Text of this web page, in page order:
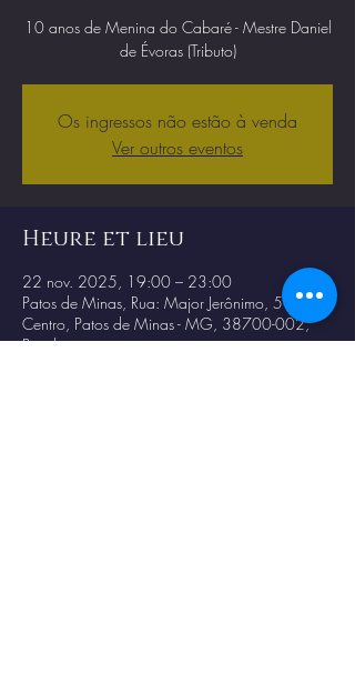
10 anos de Menina do Cabaré - Mestre Daniel
de Évoras (Tributo)
Os ingressos não estão à venda
Ver outros eventos
Heure et lieu
22 nov. 2025, 19:00 – 23:00
Patos de Minas, Rua: Major Jerônimo, 59 -
Centro, Patos de Minas - MG, 38700-002,
Brasil